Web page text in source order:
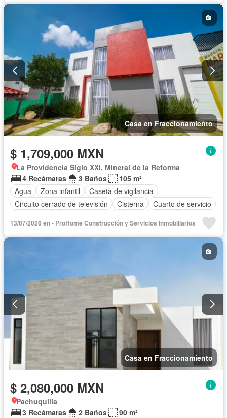
Casa en Fraccionamiento
$ 1,709,000 MXN
La Providencia Siglo XXI, Mineral de la Reforma
4 Recámaras
3 Baños
105 m²
Agua
Zona infantil
Caseta de vigilancia
Circuito cerrado de televisión
Cisterna
Cuarto de servicio
Vista panorámica
Wifi Sin amueblar
13/07/2026 en - ProHome Construcción y Servicios Inmobiliarios
Casa en Fraccionamiento
$ 2,080,000 MXN
Pachuquilla
3 Recámaras
2 Baños
90 m²